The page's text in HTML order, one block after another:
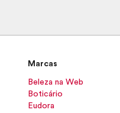
Marcas
Beleza na Web
Boticário
Eudora